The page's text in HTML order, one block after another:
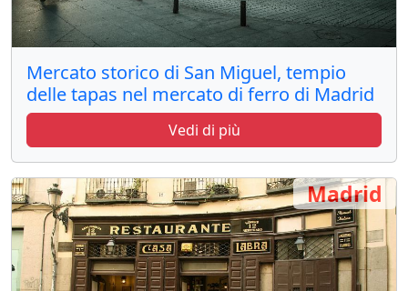
Mercato storico di San Miguel, tempio
delle tapas nel mercato di ferro di Madrid
Vedi di più
Madrid